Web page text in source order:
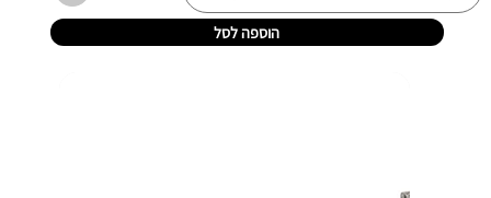
הוספה לסל